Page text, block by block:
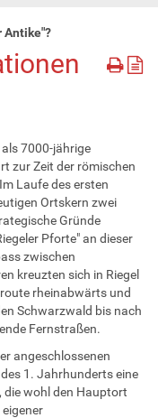
Antike"?
7000-jährige
zur Zeit der römischen
Laufe des ersten
Ortskern zwei
Gründe
Pforte" an dieser
zwischen
kreuzten sich in Riegel
rheinabwärts und
Schwarzwald bis nach
Fernstraßen.
angeschlossenen
1. Jahrhunderts eine
die wohl den Hauptort